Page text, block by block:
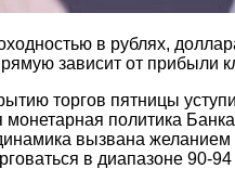
в рублях,
зависит от прибыли
торгов пятницы
политика
вызвана
в диапазоне 90-94